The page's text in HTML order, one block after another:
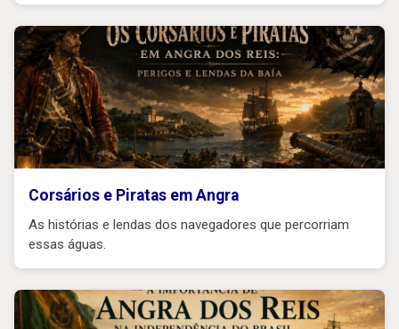
Corsários e Piratas em Angra
As histórias e lendas dos navegadores que percorriam
essas águas.